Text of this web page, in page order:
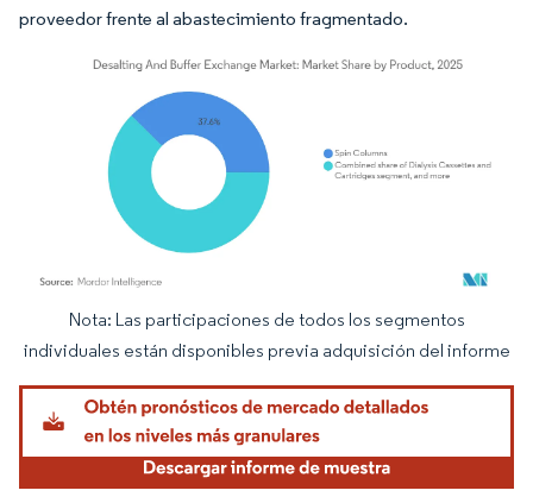
proveedor frente al abastecimiento fragmentado.
Imagen © Mordor Intelligence. El uso requiere atribución según CC BY 4.0.
Nota: Las participaciones de todos los segmentos
individuales están disponibles previa adquisición del informe